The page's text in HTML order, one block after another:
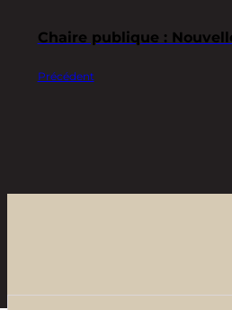
Précédent
Chaire publique :